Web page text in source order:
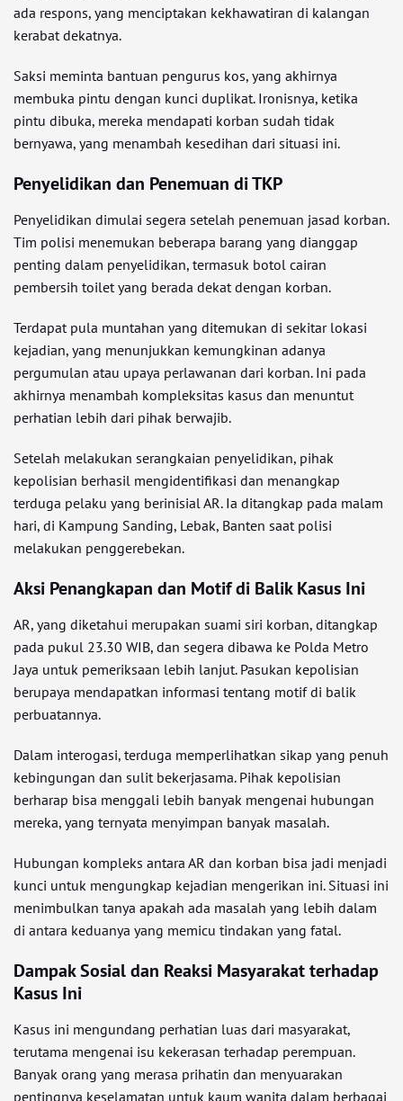
ada respons, yang menciptakan kekhawatiran di kalangan
kerabat dekatnya.
Saksi meminta bantuan pengurus kos, yang akhirnya
membuka pintu dengan kunci duplikat. Ironisnya, ketika
pintu dibuka, mereka mendapati korban sudah tidak
bernyawa, yang menambah kesedihan dari situasi ini.
Penyelidikan dan Penemuan di TKP
Penyelidikan dimulai segera setelah penemuan jasad korban.
Tim polisi menemukan beberapa barang yang dianggap
penting dalam penyelidikan, termasuk botol cairan
pembersih toilet yang berada dekat dengan korban.
Terdapat pula muntahan yang ditemukan di sekitar lokasi
kejadian, yang menunjukkan kemungkinan adanya
pergumulan atau upaya perlawanan dari korban. Ini pada
akhirnya menambah kompleksitas kasus dan menuntut
perhatian lebih dari pihak berwajib.
Setelah melakukan serangkaian penyelidikan, pihak
kepolisian berhasil mengidentifikasi dan menangkap
terduga pelaku yang berinisial AR. Ia ditangkap pada malam
hari, di Kampung Sanding, Lebak, Banten saat polisi
melakukan penggerebekan.
Aksi Penangkapan dan Motif di Balik Kasus Ini
AR, yang diketahui merupakan suami siri korban, ditangkap
pada pukul 23.30 WIB, dan segera dibawa ke Polda Metro
Jaya untuk pemeriksaan lebih lanjut. Pasukan kepolisian
berupaya mendapatkan informasi tentang motif di balik
perbuatannya.
Dalam interogasi, terduga memperlihatkan sikap yang penuh
kebingungan dan sulit bekerjasama. Pihak kepolisian
berharap bisa menggali lebih banyak mengenai hubungan
mereka, yang ternyata menyimpan banyak masalah.
Hubungan kompleks antara AR dan korban bisa jadi menjadi
kunci untuk mengungkap kejadian mengerikan ini. Situasi ini
menimbulkan tanya apakah ada masalah yang lebih dalam
di antara keduanya yang memicu tindakan yang fatal.
Dampak Sosial dan Reaksi Masyarakat terhadap
Kasus Ini
Kasus ini mengundang perhatian luas dari masyarakat,
terutama mengenai isu kekerasan terhadap perempuan.
Banyak orang yang merasa prihatin dan menyuarakan
pentingnya keselamatan untuk kaum wanita dalam berbagai